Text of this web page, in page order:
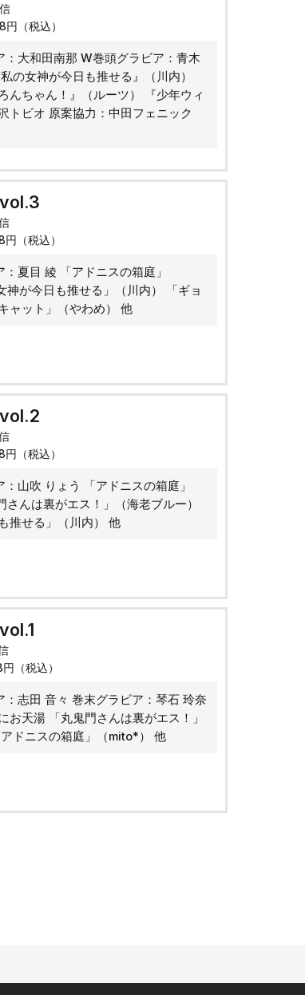
（税込）
：大和田南那 W巻頭グラビア：青木
の女神が今日も推せる』（川内）
んちゃん！』（ルーツ） 『少年ウィ
トビオ 原案協力：中田フェニック
（税込）
夏目 綾 「アドニスの箱庭」
神が今日も推せる」（川内） 「ギョ
ャット」（やわめ） 他
（税込）
山吹 りょう 「アドニスの箱庭」
さんは裏がエス！」（海老ブルー）
推せる」（川内） 他
（税込）
：志田 音々 巻末グラビア：琴石 玲奈
お天湯 「丸鬼門さんは裏がエス！」
アドニスの箱庭」（mito*） 他